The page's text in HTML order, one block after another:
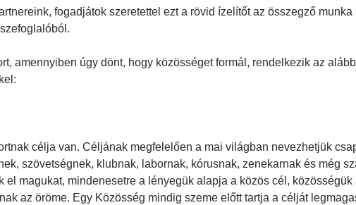
fogadjátok szeretettel ezt a rövid ízelítőt az összegző
amennyiben úgy dönt, hogy közösséget formál, rendelkezik az
célja van. Céljának megfelelően a mai világban nevezhetjük
szövetségnek, klubnak, labornak, kórusnak, zenekarnak és még
el magukat, mindenesetre a lényegük alapja a közös cél,
az öröme. Egy Közösség mindig szeme előtt tartja a célját